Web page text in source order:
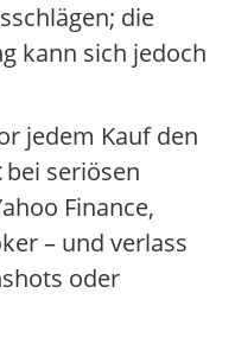
die
kann sich jedoch
jedem Kauf den
bei seriösen
Finance,
– und verlass
oder